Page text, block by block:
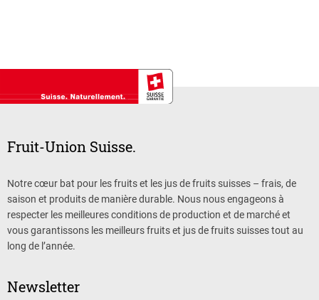
Fruit-Union Suisse.
Notre cœur bat pour les fruits et les jus de fruits suisses – frais, de
saison et produits de manière durable. Nous nous engageons à
respecter les meilleures conditions de production et de marché et
vous garantissons les meilleurs fruits et jus de fruits suisses tout au
long de l’année.
Newsletter